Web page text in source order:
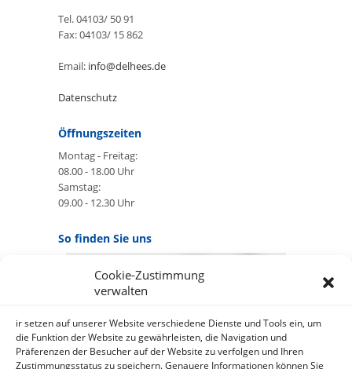
Cookie-Zustimmung
verwalten
ir setzen auf unserer Website verschiedene Dienste und Tools ein, um
die Funktion der Website zu gewährleisten, die Navigation und
Präferenzen der Besucher auf der Website zu verfolgen und Ihren
Zustimmungsstatus zu speichern. Genauere Informationen können Sie
Tel. 04103/ 50 91
Fax: 04103/ 15 862
Email: info@delhees.de
Datenschutz
Öffnungszeiten
Montag - Freitag:
08.00 - 18.00 Uhr
Samstag:
09.00 - 12.30 Uhr
So finden Sie uns
GOOGLE MAPS:
AKZEPTIEREN
Anbieter: Google Ireland Limited
Bei der Nutzung dieses Dienstes